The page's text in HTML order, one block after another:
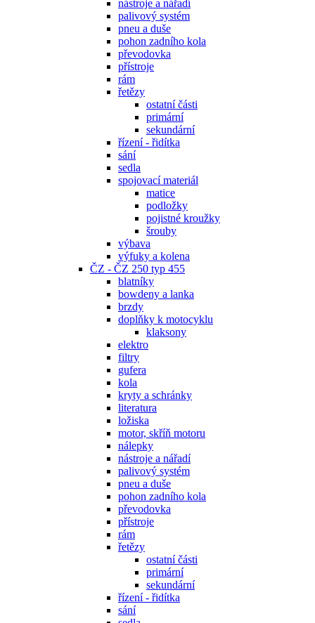
nástroje a nářadí
palivový systém
pneu a duše
pohon zadního kola
převodovka
přístroje
rám
řetězy
ostatní části
primární
sekundární
řízení - řidítka
sání
sedla
spojovací materiál
matice
podložky
pojistné kroužky
šrouby
výbava
výfuky a kolena
ČZ - ČZ 250 typ 455
blatníky
bowdeny a lanka
brzdy
doplňky k motocyklu
klaksony
elektro
filtry
gufera
kola
kryty a schránky
literatura
ložiska
motor, skříň motoru
nálepky
nástroje a nářadí
palivový systém
pneu a duše
pohon zadního kola
převodovka
přístroje
rám
řetězy
ostatní části
primární
sekundární
řízení - řidítka
sání